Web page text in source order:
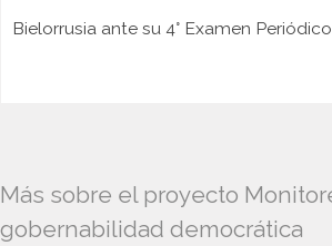
Bielorrusia ante su 4° Examen
Más sobre el proyecto
gobernabilidad democrática